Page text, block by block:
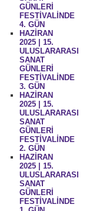
GÜNLERİ
FESTİVALİNDE
4. GÜN
HAZİRAN
2025 | 15.
ULUSLARARASI
SANAT
GÜNLERİ
FESTİVALİNDE
3. GÜN
HAZİRAN
2025 | 15.
ULUSLARARASI
SANAT
GÜNLERİ
FESTİVALİNDE
2. GÜN
HAZİRAN
2025 | 15.
ULUSLARARASI
SANAT
GÜNLERİ
FESTİVALİNDE